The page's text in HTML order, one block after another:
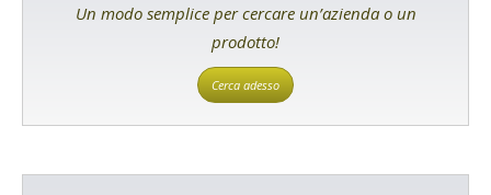
Un modo semplice per cercare un’azienda o un
prodotto!
Cerca adesso